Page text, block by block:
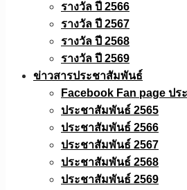
รางวัล ปี 2566
รางวัล ปี 2567
รางวัล ปี 2568
รางวัล ปี 2569
ข่าวสารประชาสัมพันธ์
Facebook Fan page ป
ประชาสัมพันธ์ 2565
ประชาสัมพันธ์ 2566
ประชาสัมพันธ์ 2567
ประชาสัมพันธ์ 2568
ประชาสัมพันธ์ 2569